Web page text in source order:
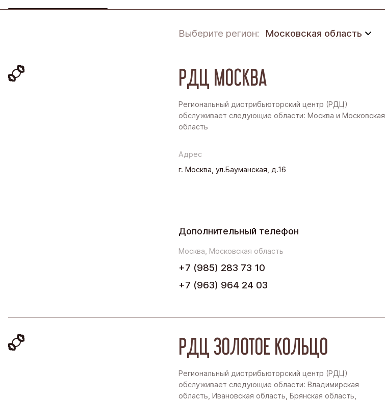
Выберите регион: Московская область
Дальний Восток
Северо-Запад
РДЦ МОСКВА
Региональный дистрибьюторский центр (РДЦ)
обслуживает следующие области: Москва и Московская
область
Адрес
г. Москва, ул.Бауманская, д.16
Дополнительный телефон
Москва, Московская область
+7 (985) 283 73 10
+7 (963) 964 24 03
РДЦ ЗОЛОТОЕ КОЛЬЦО
Региональный дистрибьюторский центр (РДЦ)
обслуживает следующие области: Владимирская
область, Ивановская область, Брянская область,